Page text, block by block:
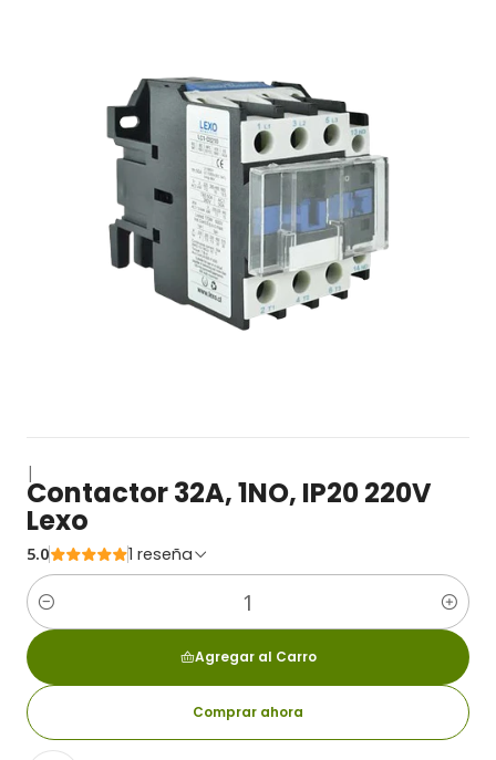
|
Contactor 32A, 1NO, IP20 220V
Lexo
5.0 1 reseña
Cantidad
Agregar al Carro
Comprar ahora